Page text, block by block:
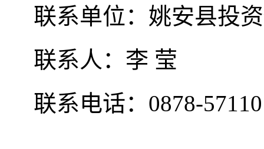
联系单位：姚安县投
联系人：李 莹
联系电话：0878-